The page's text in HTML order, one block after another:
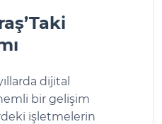
dijital
bir gelişim
işletmelerin